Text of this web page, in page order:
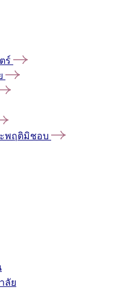
ร์
พฤติมิชอบ
ลัย